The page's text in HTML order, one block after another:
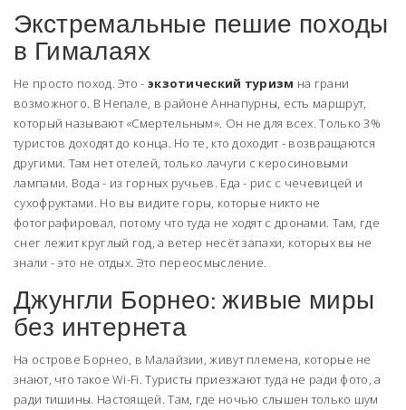
Экстремальные пешие походы
в Гималаях
Не просто поход. Это - экзотический туризм на грани
возможного. В Непале, в районе Аннапурны, есть маршрут,
который называют «Смертельным». Он не для всех. Только 3%
туристов доходят до конца. Но те, кто доходит - возвращаются
другими. Там нет отелей, только лачуги с керосиновыми
лампами. Вода - из горных ручьев. Еда - рис с чечевицей и
сухофруктами. Но вы видите горы, которые никто не
фотографировал, потому что туда не ходят с дронами. Там, где
снег лежит круглый год, а ветер несёт запахи, которых вы не
знали - это не отдых. Это переосмысление.
Джунгли Борнео: живые миры
без интернета
На острове Борнео, в Малайзии, живут племена, которые не
знают, что такое Wi-Fi. Туристы приезжают туда не ради фото, а
ради тишины. Настоящей. Там, где ночью слышен только шум